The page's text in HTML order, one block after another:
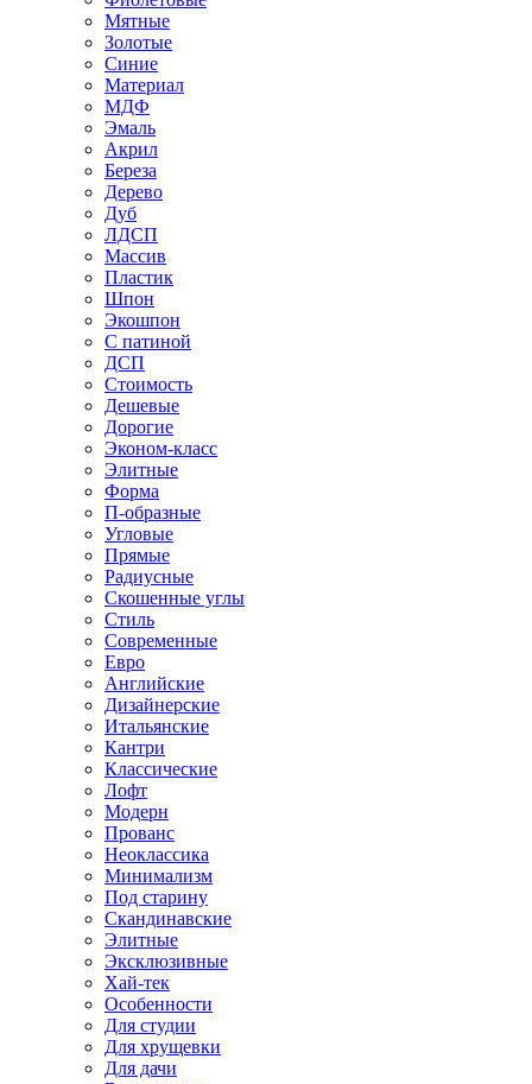
Мятные
Золотые
Синие
Материал
МДФ
Эмаль
Акрил
Береза
Дерево
Дуб
ЛДСП
Массив
Пластик
Шпон
Экошпон
С патиной
ДСП
Стоимость
Дешевые
Дорогие
Эконом-класс
Элитные
Форма
П-образные
Угловые
Прямые
Радиусные
Скошенные углы
Стиль
Современные
Евро
Английские
Дизайнерские
Итальянские
Кантри
Классические
Лофт
Модерн
Прованс
Неоклассика
Минимализм
Под старину
Скандинавские
Элитные
Эксклюзивные
Хай-тек
Особенности
Для студии
Для хрущевки
Для дачи